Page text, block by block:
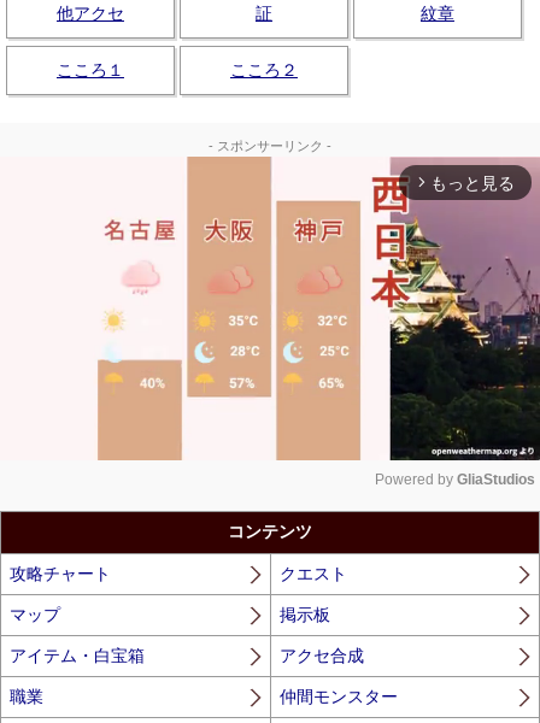
他アクセ 証 紋章
こころ１ こころ２
- スポンサーリンク -
arrow_forward_ios もっと見る
Powered by GliaStudios
コンテンツ
攻略チャート クエスト
マップ 掲示板
アイテム・白宝箱 アクセ合成
職業 仲間モンスター